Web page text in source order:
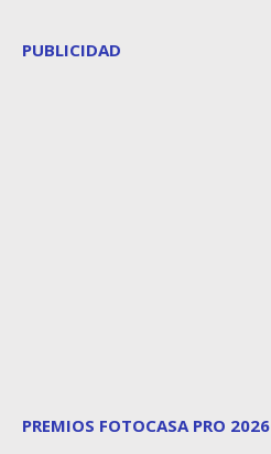
PUBLICIDAD
PREMIOS FOTOCASA PRO 2026